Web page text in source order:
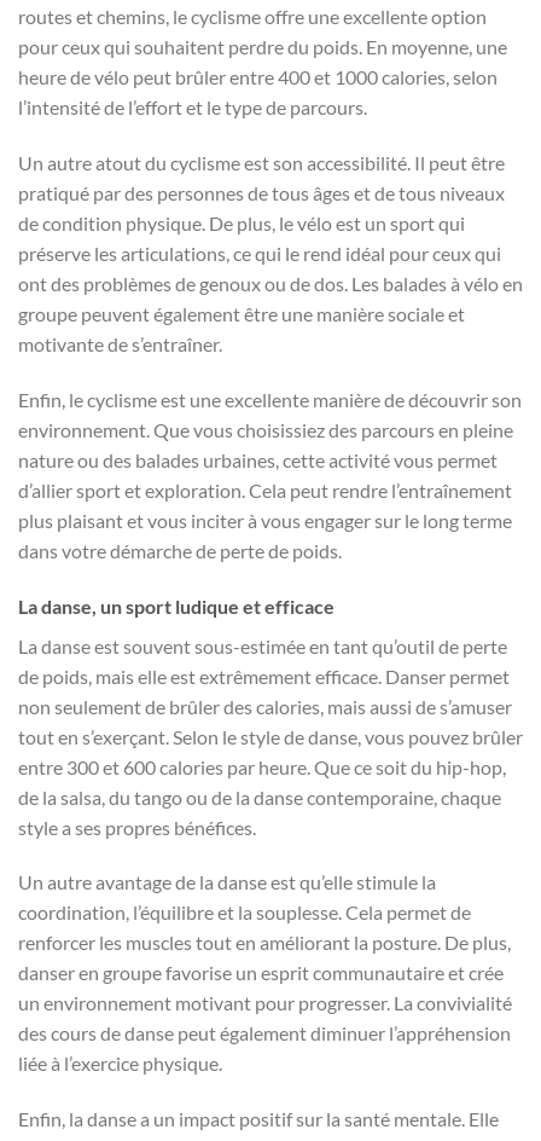
routes et chemins, le cyclisme offre une excellente option
pour ceux qui souhaitent perdre du poids. En moyenne, une
heure de vélo peut brûler entre 400 et 1000 calories, selon
l’intensité de l’effort et le type de parcours.
Un autre atout du cyclisme est son accessibilité. Il peut être
pratiqué par des personnes de tous âges et de tous niveaux
de condition physique. De plus, le vélo est un sport qui
préserve les articulations, ce qui le rend idéal pour ceux qui
ont des problèmes de genoux ou de dos. Les balades à vélo en
groupe peuvent également être une manière sociale et
motivante de s’entraîner.
Enfin, le cyclisme est une excellente manière de découvrir son
environnement. Que vous choisissiez des parcours en pleine
nature ou des balades urbaines, cette activité vous permet
d’allier sport et exploration. Cela peut rendre l’entraînement
plus plaisant et vous inciter à vous engager sur le long terme
dans votre démarche de perte de poids.
La danse, un sport ludique et efficace
La danse est souvent sous-estimée en tant qu’outil de perte
de poids, mais elle est extrêmement efficace. Danser permet
non seulement de brûler des calories, mais aussi de s’amuser
tout en s’exerçant. Selon le style de danse, vous pouvez brûler
entre 300 et 600 calories par heure. Que ce soit du hip-hop,
de la salsa, du tango ou de la danse contemporaine, chaque
style a ses propres bénéfices.
Un autre avantage de la danse est qu’elle stimule la
coordination, l’équilibre et la souplesse. Cela permet de
renforcer les muscles tout en améliorant la posture. De plus,
danser en groupe favorise un esprit communautaire et crée
un environnement motivant pour progresser. La convivialité
des cours de danse peut également diminuer l’appréhension
liée à l’exercice physique.
Enfin, la danse a un impact positif sur la santé mentale. Elle